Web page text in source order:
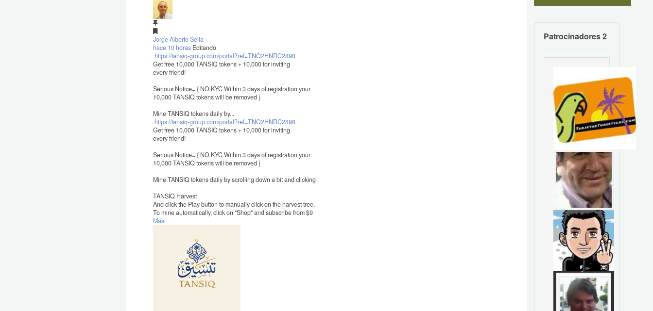
Jorge Alberto Sella
hace 10 horas Editando
https://tansiq-group.com/portal?ref=TNQ2HNRC2898
Get free 10,000 TANSIQ tokens + 10,000 for inviting
every friend!
Serious Notice= { NO KYC Within 3 days of registration your
10,000 TANSIQ tokens will be removed }
Mine TANSIQ tokens daily by...
https://tansiq-group.com/portal?ref=TNQ2HNRC2898
Get free 10,000 TANSIQ tokens + 10,000 for inviting
every friend!
Serious Notice= { NO KYC Within 3 days of registration your
10,000 TANSIQ tokens will be removed }
Mine TANSIQ tokens daily by scrolling down a bit and clicking
TANSIQ Harvest
And click the Play button to manually click on the harvest tree.
To mine automatically, click on "Shop" and subscribe from $9
Más
Patrocinadores 2